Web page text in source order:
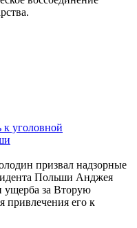
уголовной
призвал надзорные
Польши Анджея
ущерба за Вторую
привлечения его к